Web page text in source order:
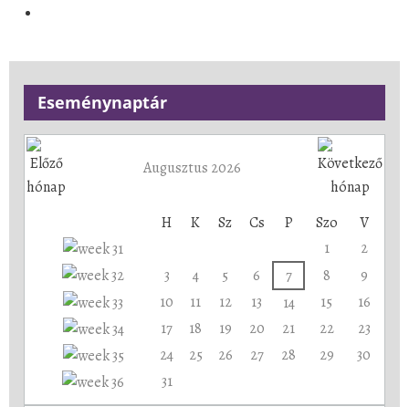
Eseménynaptár
Augusztus 2026
H K Sz Cs P Szo
V
1
2
3
4 5 6 7 8
9
10
11 12 13 14 15
16
17
18 19 20 21 22
23
24
25 26 27 28 29
30
31